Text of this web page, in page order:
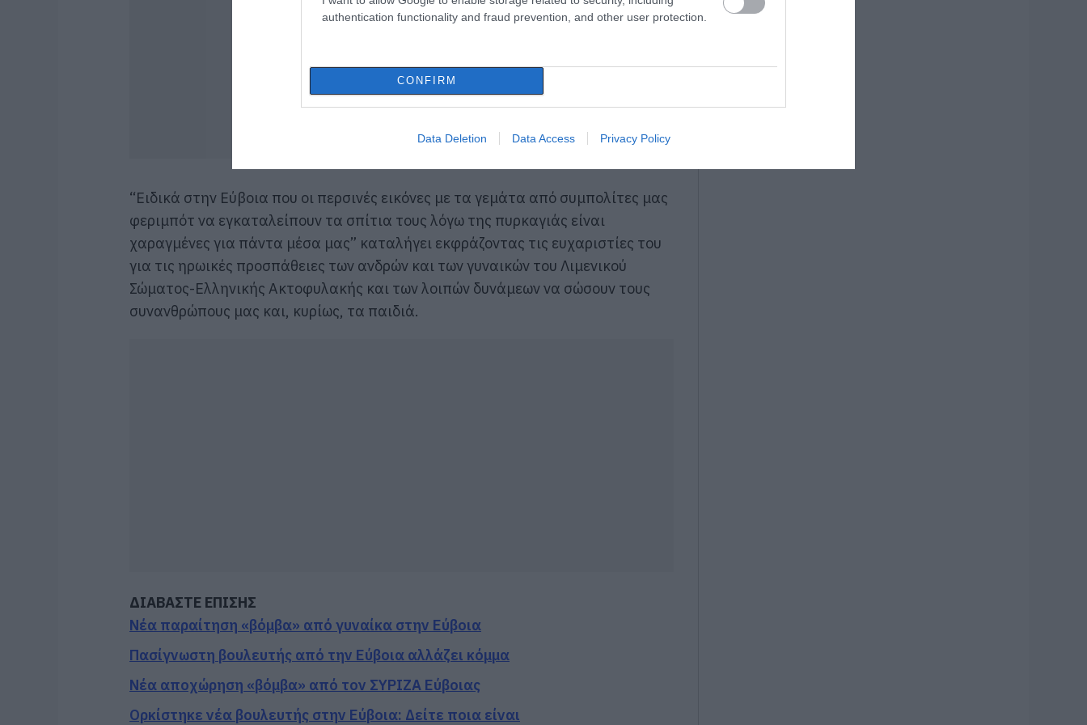
authentication functionality and fraud prevention, and other user protection.
CONFIRM
Data Deletion Data Access Privacy Policy
“Ειδικά στην Εύβοια που οι περσινές εικόνες με τα γεμάτα από συμπολίτες μας
φεριμπότ να εγκαταλείπουν τα σπίτια τους λόγω της πυρκαγιάς είναι
χαραγμένες για πάντα μέσα μας” καταλήγει εκφράζοντας τις ευχαριστίες του
για τις ηρωικές προσπάθειες των ανδρών και των γυναικών του Λιμενικού
Σώματος-Ελληνικής Ακτοφυλακής και των λοιπών δυνάμεων να σώσουν τους
συνανθρώπους μας και, κυρίως, τα παιδιά.
ΔΙΑΒΑΣΤΕ ΕΠΙΣΗΣ
Νέα παραίτηση «βόμβα» από γυναίκα στην Εύβοια
Πασίγνωστη βουλευτής από την Εύβοια αλλάζει κόμμα
Νέα αποχώρηση «βόμβα» από τον ΣΥΡΙΖΑ Εύβοιας
Ορκίστηκε νέα βουλευτής στην Εύβοια: Δείτε ποια είναι